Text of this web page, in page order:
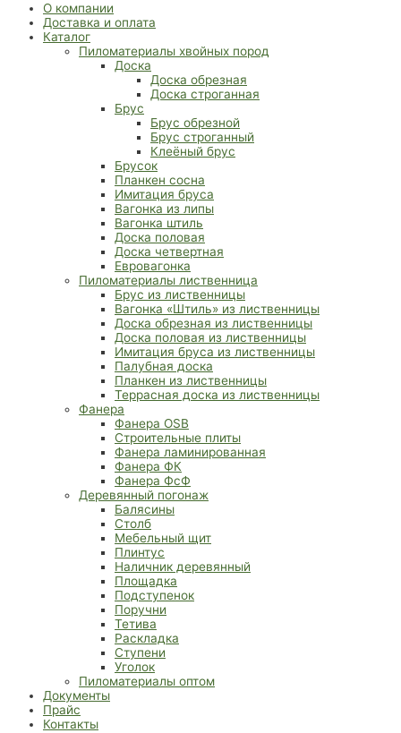
О компании
Доставка и оплата
Каталог
Пиломатериалы хвойных пород
Доска
Доска обрезная
Доска строганная
Брус
Брус обрезной
Брус строганный
Клеёный брус
Брусок
Планкен сосна
Имитация бруса
Вагонка из липы
Вагонка штиль
Доска половая
Доска четвертная
Евровагонка
Пиломатериалы лиственница
Брус из лиственницы
Вагонка «Штиль» из лиственницы
Доска обрезная из лиственницы
Доска половая из лиственницы
Имитация бруса из лиственницы
Палубная доска
Планкен из лиственницы
Террасная доска из лиственницы
Фанера
Фанера OSB
Строительные плиты
Фанера ламинированная
Фанера ФК
Фанера ФсФ
Деревянный погонаж
Балясины
Столб
Мебельный щит
Плинтус
Наличник деревянный
Площадка
Подступенок
Поручни
Тетива
Раскладка
Ступени
Уголок
Пиломатериалы оптом
Документы
Прайс
Контакты